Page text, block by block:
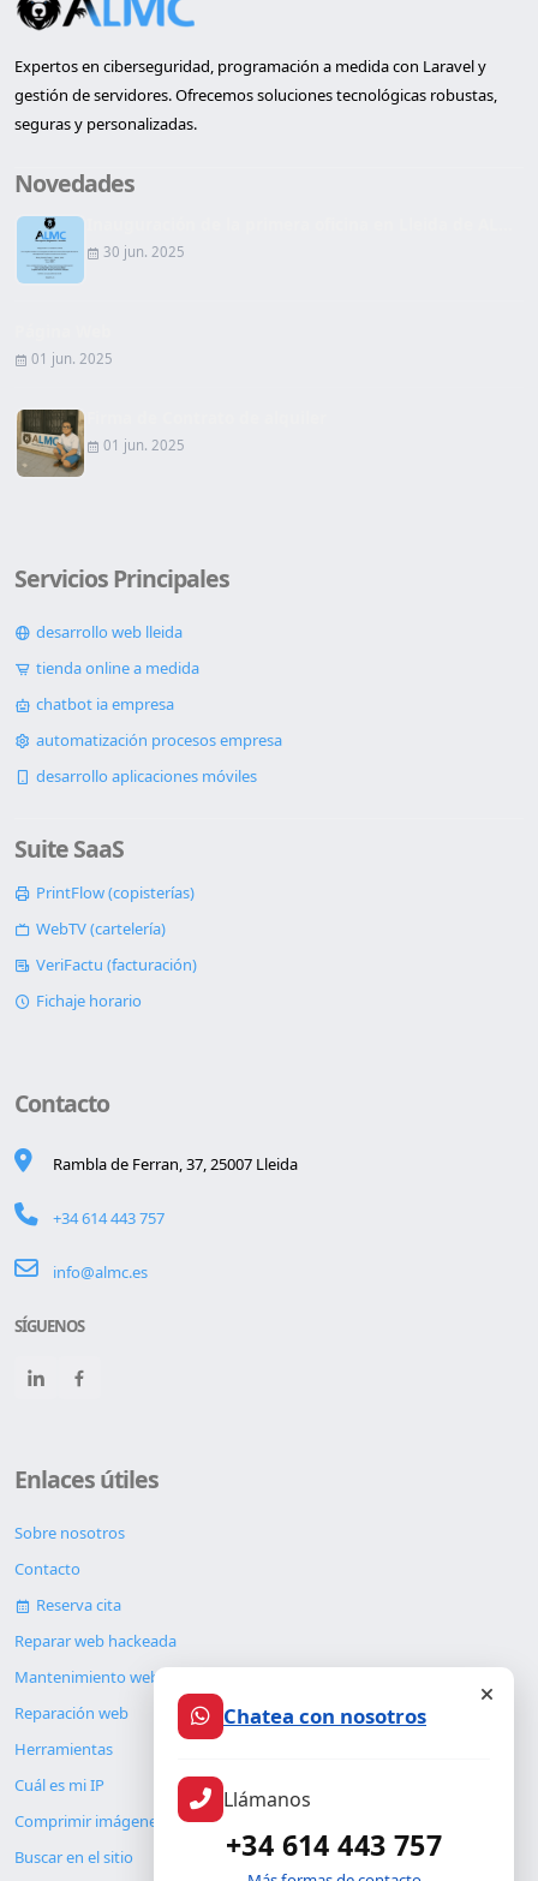
Expertos en ciberseguridad, programación a medida con Laravel y
gestión de servidores. Ofrecemos soluciones tecnológicas robustas,
seguras y personalizadas.
Novedades
30 jun. 2025
01 jun. 2025
01 jun. 2025
Servicios Principales
desarrollo web lleida
tienda online a medida
chatbot ia empresa
automatización procesos empresa
desarrollo aplicaciones móviles
Suite SaaS
PrintFlow (copisterías)
WebTV (cartelería)
VeriFactu (facturación)
Fichaje horario
Contacto
Rambla de Ferran, 37, 25007 Lleida
+34 614 443 757
info@almc.es
SÍGUENOS
Enlaces útiles
Sobre nosotros
Contacto
Reserva cita
Reparar web hackeada
Mantenimiento web
Reparación web
Herramientas
Cuál es mi IP
Comprimir imágenes
Buscar en el sitio
Chatea con nosotros
Llámanos
+34 614 443 757